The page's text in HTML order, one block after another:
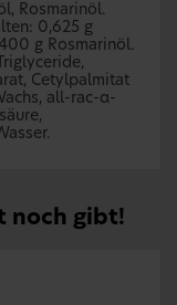
Rosmarinöl.
0,625 g
g Rosmarinöl.
Cetylpalmitat
all-rac-α-
noch gibt!